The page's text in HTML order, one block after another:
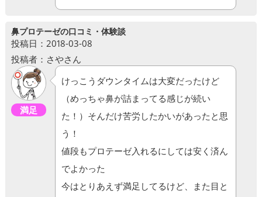
鼻プロテーゼの口コミ・体験談
投稿日：2018-03-08
投稿者：さやさん
満足
けっこうダウンタイムは大変だったけど
（めっちゃ鼻が詰まってる感じが続い
た！）そんだけ苦労したかいがあったと思
う！
値段もプロテーゼ入れるにしては安く済ん
でよかった
今はとりあえず満足してるけど、また目と